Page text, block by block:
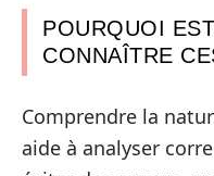
POURQUOI
CONNAÎTRE
Comprendre la
aide à analyser